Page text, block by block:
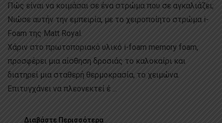
Πώς είναι να κοιμάσαι σε ένα στρώμα που σε αγκαλιάζει;
Νιώσε αυτήν την εμπειρία, με το χειροποίητο στρώμα i-
Foam της Matt Royal.
Χάριν στο πρωτοποριακό υλικό i-foam memory foam,
προσφέρει μια αίσθηση δροσιάς το καλοκαίρι και
διατηρεί μια σταθερή θερμοκρασία, το χειμώνα.
Επιτυγχάνει να πλεονεκτεί έ ...
Διαβάστε Περισσότερα